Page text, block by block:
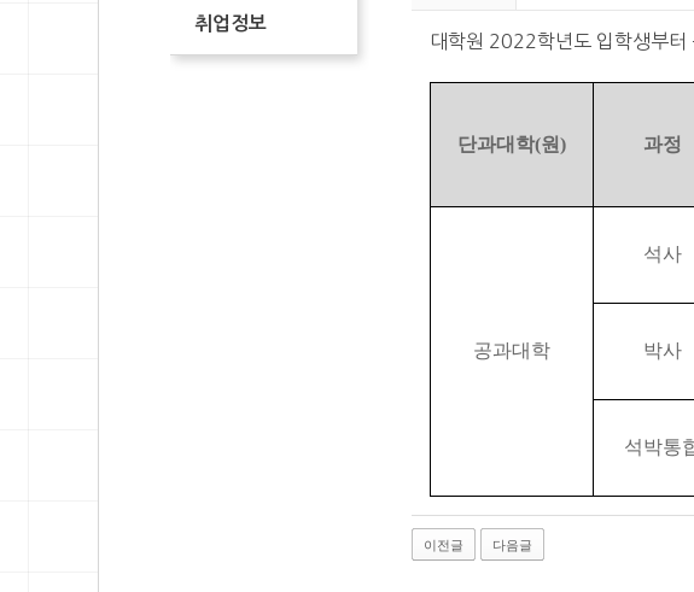
취업정보
대학원 2022학년도 입학생부터
단과대학(원) 과정
공과대학
석사
박사
석박통
이전글 다음글